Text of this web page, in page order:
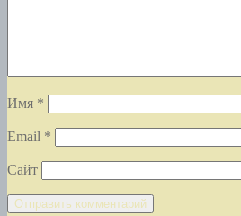
Имя *
Email *
Сайт